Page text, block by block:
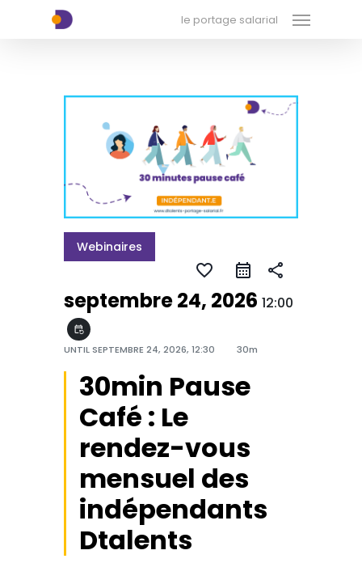
xx-xx-xx-xx
le portage salarial Menu
Webinaires
favorite_border share
septembre 24, 2026 12:00
event_repeat
UNTILSEPTEMBRE 24, 2026, 12:30 30m
30min Pause
Café : Le
rendez-vous
mensuel des
indépendants
Dtalents